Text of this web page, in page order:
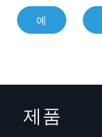
예
제품